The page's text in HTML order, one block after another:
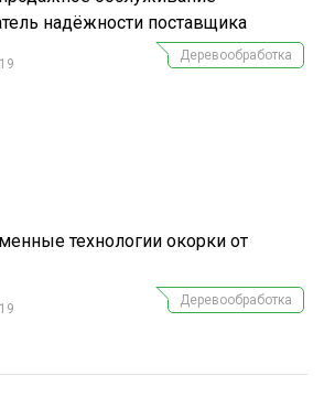
надёжности поставщика
Деревообработка
технологии окорки от
Деревообработка